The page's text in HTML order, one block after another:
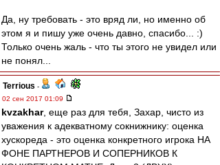
Да, ну требовать - это вряд ли, но именно об
этом я и пишу уже очень давно, спасибо... :)
Только очень жаль - что ты этого не увидел или
не понял...
Terrious -
02 сен 2017 01:09
kvzakhar, еще раз для тебя, Захар, чисто из
уважения к адекватному сокнижнику: оценка
хускореда - это оценка конкретного игрока НА
ФОНЕ ПАРТНЕРОВ И СОПЕРНИКОВ К